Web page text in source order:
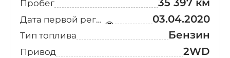
Пробег 35 397 км
Дата первой регистрации 03.04.2020
Тип топлива Бензин
Привод 2WD